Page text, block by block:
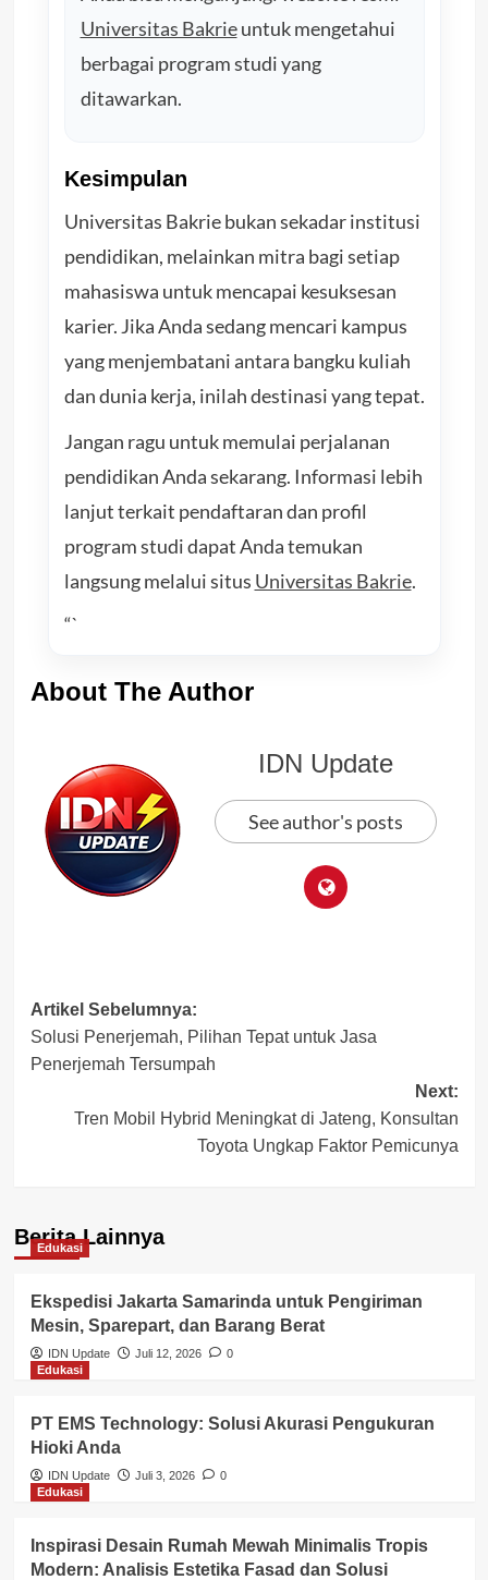
Universitas Bakrieuntuk mengetahui
berbagai program studi yang
ditawarkan.
Kesimpulan
Universitas Bakrie bukan sekadar institusi
pendidikan, melainkan mitra bagi setiap
mahasiswa untuk mencapai kesuksesan
karier. Jika Anda sedang mencari kampus
yang menjembatani antara bangku kuliah
dan dunia kerja, inilah destinasi yang tepat.
Jangan ragu untuk memulai perjalanan
pendidikan Anda sekarang. Informasi lebih
lanjut terkait pendaftaran dan profil
program studi dapat Anda temukan
langsung melalui situs Universitas Bakrie.
“`
About The Author
IDN Update
See author's posts
Post
navigation
Artikel Sebelumnya:
Solusi Penerjemah, Pilihan Tepat untuk Jasa
Penerjemah Tersumpah
Next:
Tren Mobil Hybrid Meningkat di Jateng, Konsultan
Toyota Ungkap Faktor Pemicunya
Berita Lainnya
Edukasi
Ekspedisi Jakarta Samarinda untuk Pengiriman
Mesin, Sparepart, dan Barang Berat
IDN Update Juli 12, 2026
0
Edukasi
PT EMS Technology: Solusi Akurasi Pengukuran
Hioki Anda
IDN Update Juli 3, 2026
0
Edukasi
Inspirasi Desain Rumah Mewah Minimalis Tropis
Modern: Analisis Estetika Fasad dan Solusi